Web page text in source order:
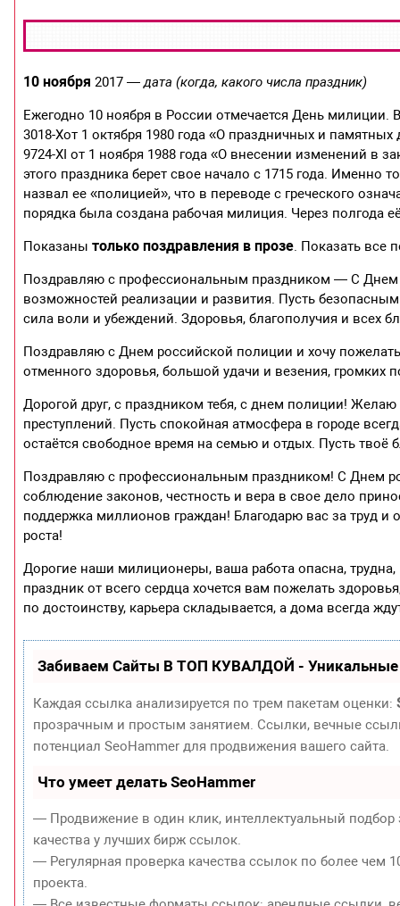
10 ноября 2017— дата (когда, какого числа праздник)
Ежегодно 10 ноября в России отмечается День
3018-Хот 1 октября 1980 года «О праздничных и
9724-XI от 1 ноября 1988 года «О внесении изменений в
этого праздника берет свое начало с 1715 года. Именно
назвал ее «полицией», что в переводе с греческого
порядка была создана рабочая милиция. Через полгода
Показанытолько поздравления в прозе. Показать все
Поздравляю с профессиональным праздником — С Днем
возможностей реализации и развития. Пусть
сила воли и убеждений. Здоровья, благополучия и всех
Поздравляю с Днем российской полиции и хочу
отменного здоровья, большой удачи и везения, громких
Дорогой друг, с праздником тебя, с днем полиции!
преступлений. Пусть спокойная атмосфера в городе
остаётся свободное время на семью и отдых. Пусть твоё
Поздравляю с профессиональным праздником! С Днем
соблюдение законов, честность и вера в свое дело
поддержка миллионов граждан! Благодарю вас за труд и
роста!
Дорогие наши милиционеры, ваша работа опасна,
праздник от всего сердца хочется вам пожелать
по достоинству, карьера складывается, а дома всегда
Забиваем Сайты В ТОП КУВАЛДОЙ - Уникальные
Каждая ссылка анализируется по трем пакетам оценки:
прозрачным и простым занятием. Ссылки, вечные
потенциал SeoHammer для продвижения вашего сайта.
Что умеет делать SeoHammer
— Продвижение в один клик, интеллектуальный
качества у лучших бирж ссылок.
— Регулярная проверка качества ссылок по более чем
проекта.